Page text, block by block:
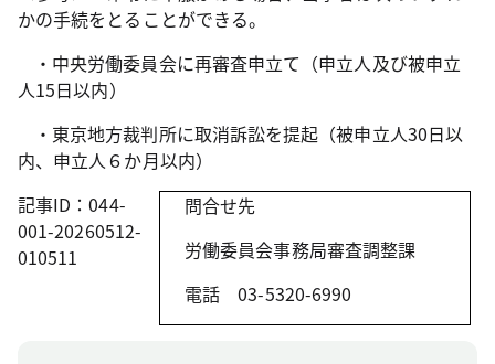
かの手続をとることができる。
・中央労働委員会に再審査申立て（申立人及び被申立
人15日以内）
・東京地方裁判所に取消訴訟を提起（被申立人30日以
内、申立人６か月以内）
問合せ先
労働委員会事務局審査調整課
電話03-5320-6990
記事ID：044-
001-20260512-
010511